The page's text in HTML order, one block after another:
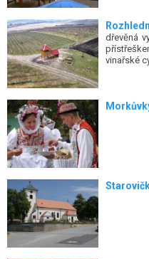
dřevěná
vinařské